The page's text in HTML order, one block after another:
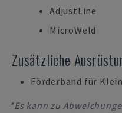
AdjustLine
MicroWeld
Zusätzliche
Förderband für
*Es kann zu